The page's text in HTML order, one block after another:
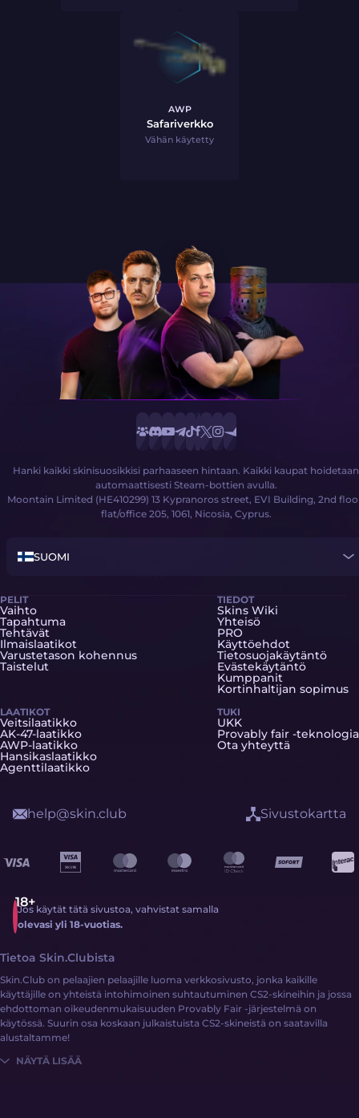
AWP
Safariverkko
Vähän käytetty
Hanki kaikki skinisuosikkisi parhaaseen hintaan. Kaikki kaupat hoidetaan
automaattisesti Steam-bottien avulla.
Moontain Limited (HE410299) 13 Kypranoros street, EVI Building, 2nd
flat/office 205, 1061, Nicosia, Cyprus.
SUOMI
PELIT
Vaihto
Tapahtuma
Tehtävät
Ilmaislaatikot
Varustetason kohennus
Taistelut
LAATIKOT
Veitsilaatikko
AK-47-laatikko
AWP-laatikko
Hansikaslaatikko
Agenttilaatikko
TIEDOT
Skins Wiki
Yhteisö
PRO
Käyttöehdot
Tietosuojakäytäntö
Evästekäytäntö
Kumppanit
Kortinhaltijan sopimus
TUKI
UKK
Provably fair -teknologia
Ota yhteyttä
Jos käytät tätä sivustoa, vahvistat samalla
olevasi yli 18-vuotias.
help@skin.club Sivustokartta
Tietoa Skin.Clubista
Skin.Club on pelaajien pelaajille luoma verkkosivusto, jonka kaikille
käyttäjille on yhteistä intohimoinen suhtautuminen CS2-skineihin ja jossa
ehdottoman oikeudenmukaisuuden Provably Fair -järjestelmä on
käytössä. Suurin osa koskaan julkaistuista CS2-skineistä on saatavilla
alustaltamme!
CS2-skinien hankkiminen ei ole koskaan ollut helpompaa:
NÄYTÄ LISÄÄ